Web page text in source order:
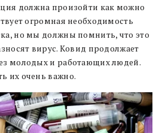
должна произойти как можно
огромная необходимость
но мы должны помнить, что это
вирус. Ковид продолжает
молодых и работающих людей.
их очень важно.